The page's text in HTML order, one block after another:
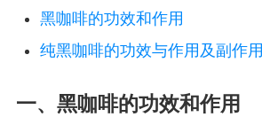
黑咖啡的功效和作用
纯黑咖啡的功效与作用及副作用
一、黑咖啡的功效和作用